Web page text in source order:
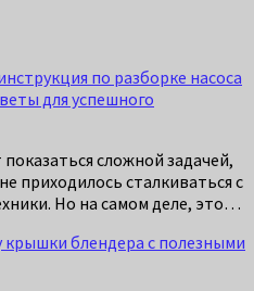
по разборке насоса
для успешного
сложной задачей,
приходилось сталкиваться с
Но на самом деле, это…
крышки блендера с полезными